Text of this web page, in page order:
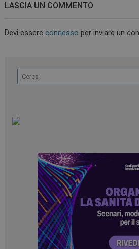
LASCIA UN COMMENTO
Devi essereconnesso per inviare un